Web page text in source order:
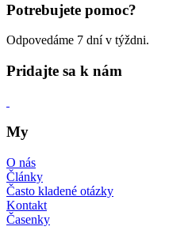
Potrebujete pomoc?
Odpovedáme 7 dní v týždni.
Pridajte sa k nám
My
O nás
Články
Často kladené otázky
Kontakt
Časenky